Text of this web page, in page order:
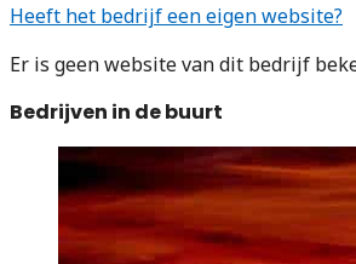
Heeft het bedrijf een eigen website?
Er is geen website van dit bedrijf
Bedrijven in de buurt